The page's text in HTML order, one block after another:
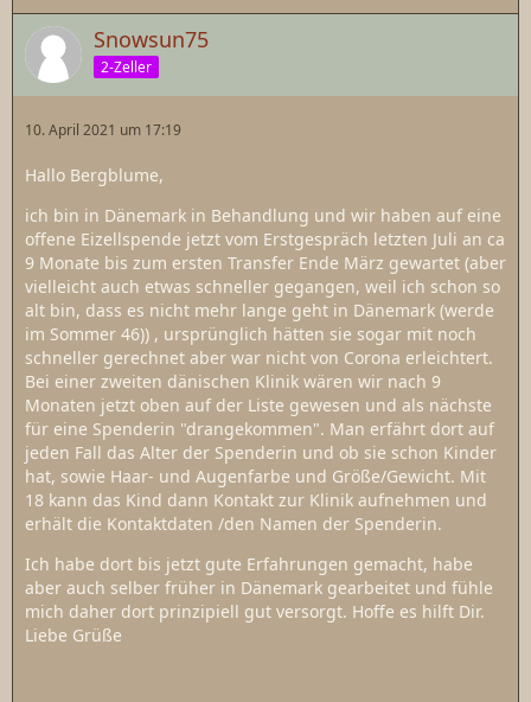
Snowsun75
2-Zeller
10. April 2021 um 17:19
Hallo Bergblume,
ich bin in Dänemark in Behandlung und wir haben auf eine
offene Eizellspende jetzt vom Erstgespräch letzten Juli an ca
9 Monate bis zum ersten Transfer Ende März gewartet (aber
vielleicht auch etwas schneller gegangen, weil ich schon so
alt bin, dass es nicht mehr lange geht in Dänemark (werde
im Sommer 46)) , ursprünglich hätten sie sogar mit noch
schneller gerechnet aber war nicht von Corona erleichtert.
Bei einer zweiten dänischen Klinik wären wir nach 9
Monaten jetzt oben auf der Liste gewesen und als nächste
für eine Spenderin "drangekommen". Man erfährt dort auf
jeden Fall das Alter der Spenderin und ob sie schon Kinder
hat, sowie Haar- und Augenfarbe und Größe/Gewicht. Mit
18 kann das Kind dann Kontakt zur Klinik aufnehmen und
erhält die Kontaktdaten /den Namen der Spenderin.
Ich habe dort bis jetzt gute Erfahrungen gemacht, habe
aber auch selber früher in Dänemark gearbeitet und fühle
mich daher dort prinzipiell gut versorgt. Hoffe es hilft Dir.
Liebe Grüße